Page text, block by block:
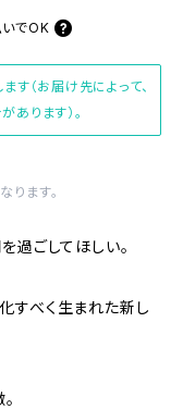
でOK
（お届け先によって、
ります）。
ます。
過ごしてほしい。
すべく生まれた新し